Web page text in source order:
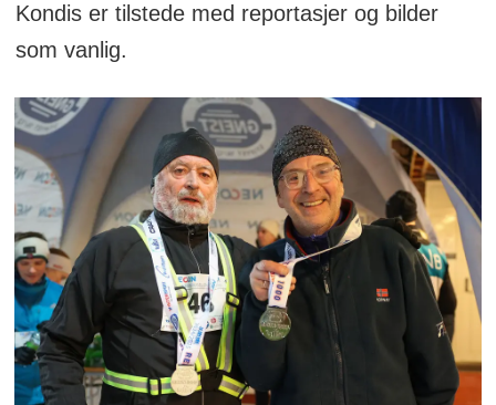
Kondis er tilstede med reportasjer og bilder
som vanlig.